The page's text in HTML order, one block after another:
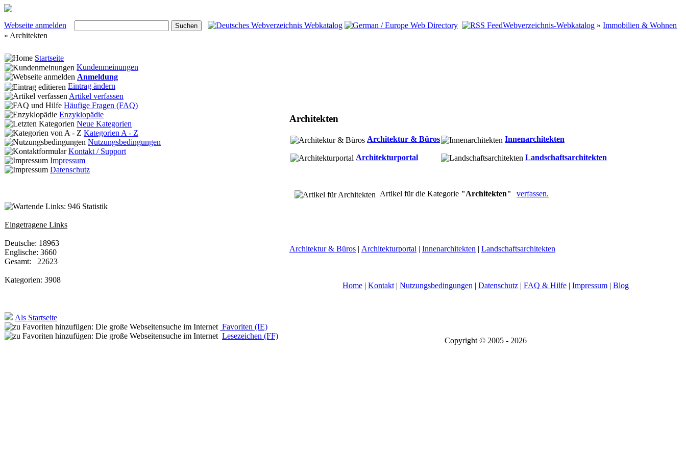
Webseite anmelden Webverzeichnis-Webkatalog » Immobilien & Wohnen
» Architekten
Startseite
Kundenmeinungen
Anmeldung
Eintrag ändern
Artikel verfassen
Häufige Fragen (FAQ)
Enzyklopädie
Neue Kategorien
Kategorien A - Z
Nutzungsbedingungen
Kontakt / Support
Impressum
Datenschutz
Statistik
Eingetragene Links
Deutsche: 18963
Englische: 3660
Gesamt: 22623
Kategorien: 3908
Als Startseite
Favoriten (IE)
Lesezeichen (FF)
Architekten
Architektur & Büros
Architekturportal
Innenarchitekten
Landschaftsarchitekten
Artikel für die Kategorie "Architekten" verfassen.
Architektur & Büros | Architekturportal | Innenarchitekten | Landschaftsarchitekten
Home| Kontakt| Nutzungsbedingungen | Datenschutz| FAQ & Hilfe| Impressum| Blog
Copyright © 2005 - 2026